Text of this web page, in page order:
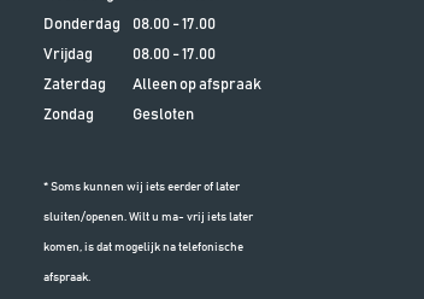
Donderdag
08.00 - 17.00
Vrijdag
08.00 - 17.00
Zaterdag
Alleen op afspraak
Zondag
Gesloten
* Soms kunnen wij iets eerder of later
sluiten/openen. Wilt u ma- vrij iets later
komen, is dat mogelijk na telefonische
afspraak.